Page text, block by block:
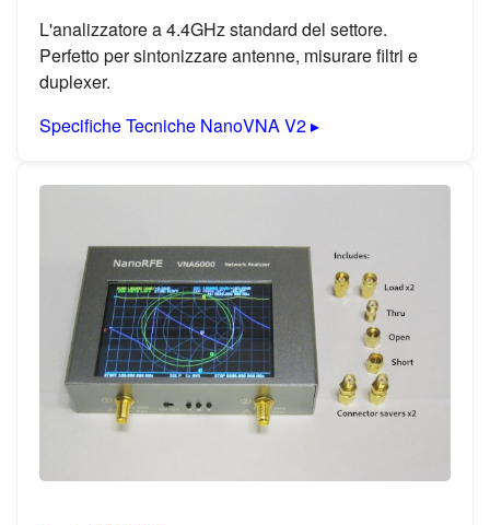
L'analizzatore a 4.4GHz standard del settore.
Perfetto per sintonizzare antenne, misurare filtri e
duplexer.
Specifiche Tecniche NanoVNA V2 ▸